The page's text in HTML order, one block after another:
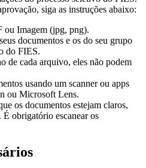
siga as instruções abaixo:
ou Imagem (jpg, png).
documentos e os do seu grupo
do FIES.
de cada arquivo, eles não podem
usando um scanner ou apps
ou Microsoft Lens.
os documentos estejam claros,
É obrigatório escanear os